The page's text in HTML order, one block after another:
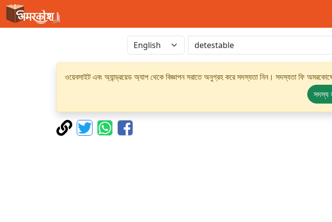
ওয়েবসাইট এবং অ্যান্ড্রয়েড অ্যাপ থেকে বিজ্ঞাপন সরাতে অনুগ্রহ করে সদস্যতা নিন। সদস্যতা ফি
সদস্য